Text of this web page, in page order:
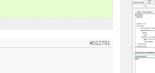
#012791